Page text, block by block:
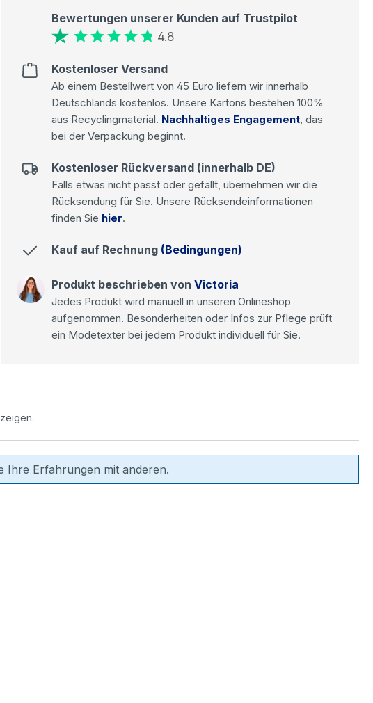
Bewertungen unserer Kunden auf Trustpilot
4.8
Kostenloser Versand
Ab einem Bestellwert von 45 Euro liefern wir innerhalb
Deutschlands kostenlos. Unsere Kartons bestehen 100%
aus Recyclingmaterial. Nachhaltiges Engagement, das
bei der Verpackung beginnt.
Kostenloser Rückversand (innerhalb DE)
Falls etwas nicht passt oder gefällt, übernehmen wir die
Rücksendung für Sie. Unsere Rücksendeinformationen
finden Sie hier.
Kauf auf Rechnung (Bedingungen)
Produkt beschrieben von Victoria
Jedes Produkt wird manuell in unseren Onlineshop
aufgenommen. Besonderheiten oder Infos zur Pflege prüft
ein Modetexter bei jedem Produkt individuell für Sie.
Ihre Erfahrungen mit anderen.